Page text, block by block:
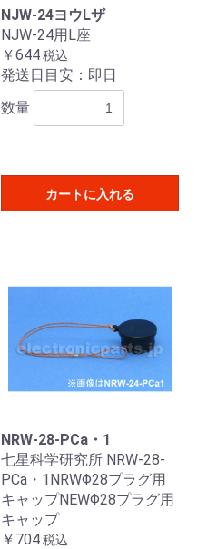
NJW-24ヨウLザ
NJW-24用L座
￥644税込
発送日目安：即日
数量
カートに入れる
NRW-28-PCa・1
七星科学研究所 NRW-28-
PCa・1NRWΦ28プラグ用
キャップNEWΦ28プラグ用
キャップ
￥704税込